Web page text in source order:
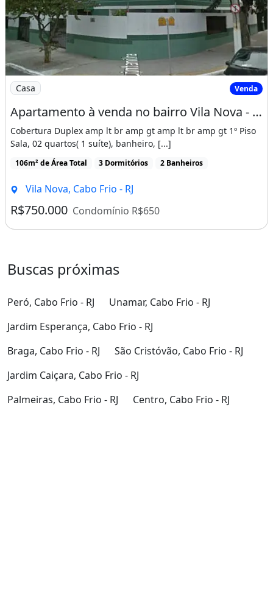
Imagem: Apartamento à venda no bairro Vila Nova
Casa Venda
Apartamento à venda no bairro Vila Nova - Cabo Frio/RJ
Cobertura Duplex amp lt br amp gt amp lt br amp gt 1º Piso
Sala, 02 quartos( 1 suíte), banheiro, [...]
106m² de Área Total 3 Dormitórios 2 Banheiros
Vila Nova, Cabo Frio - RJ
R$750.000 Condomínio R$650
Buscas próximas
Peró, Cabo Frio - RJ
Unamar, Cabo Frio - RJ
Jardim Esperança, Cabo Frio - RJ
Braga, Cabo Frio - RJ
São Cristóvão, Cabo Frio - RJ
Jardim Caiçara, Cabo Frio - RJ
Palmeiras, Cabo Frio - RJ
Centro, Cabo Frio - RJ